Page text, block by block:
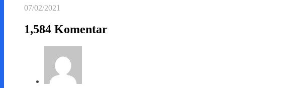
07/02/2021
1,584 Komentar